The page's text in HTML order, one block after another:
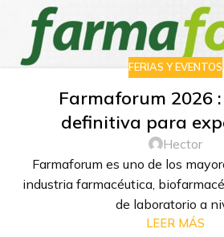
FERIAS Y EVENTOS
Farmaforum 2026
definitiva para
Hector
Farmaforum es uno de los
industria farmacéutica,
de laboratorio a
LEER MÁS